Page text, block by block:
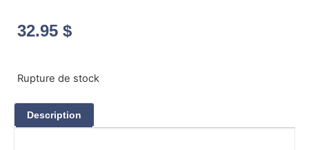
32.95 $
Rupture de stock
Description